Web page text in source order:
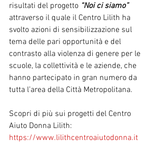
risultati del progetto “Noi ci siamo”
attraverso il quale il Centro Lilith ha
svolto azioni di sensibilizzazione sul
tema delle pari opportunità e del
contrasto alla violenza di genere per le
scuole, la collettività e le aziende, che
hanno partecipato in gran numero da
tutta l’area della Città Metropolitana.
Scopri di più sui progetti del Centro
Aiuto Donna Lilith:
https://www.lilithcentroaiutodonna.it